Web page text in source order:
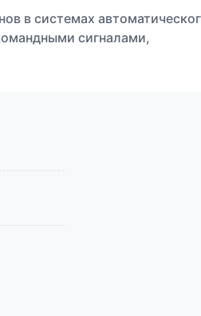
в системах
сигналами,